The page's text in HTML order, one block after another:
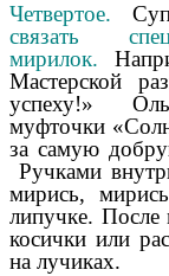
Четвертое.
связать
мирилок.
Мастерской
успеху!»
муфточки
за самую
Ручками
мирись,
липучке. После
косички или
на лучиках.